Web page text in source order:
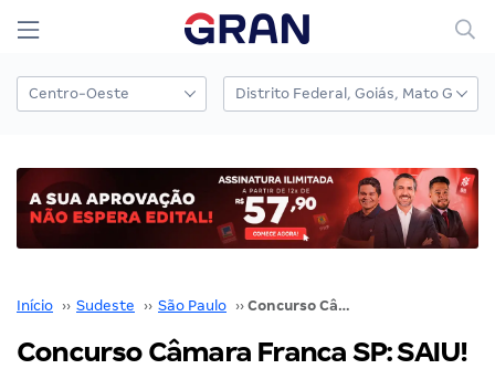
Início ›› Sudeste ›› São Paulo ›› Concurso Câmara Franca SP: SAIU! Iniciais de até R$ 5,9 mil! Veja
Concurso Câmara Franca SP: SAIU!